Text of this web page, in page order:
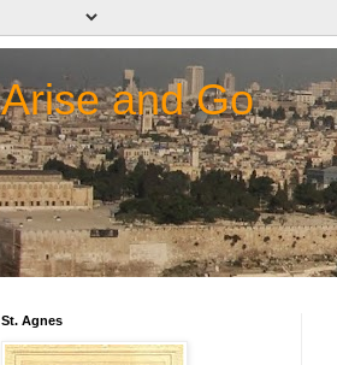
Arise and Go
St. Agnes